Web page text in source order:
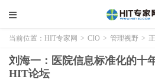
当前位置： HIT专家网 > CIO > 管理视野 >
刘海一：医院信息标准化的十
HIT论坛